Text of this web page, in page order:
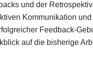
und der
Kommunikation
Feedback-
auf die bisherige